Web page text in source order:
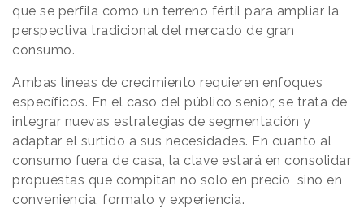
que se perfila como un terreno fértil para ampliar la
perspectiva tradicional del mercado de gran
consumo.
Ambas líneas de crecimiento requieren enfoques
específicos. En el caso del público senior, se trata de
integrar nuevas estrategias de segmentación y
adaptar el surtido a sus necesidades. En cuanto al
consumo fuera de casa, la clave estará en consolidar
propuestas que compitan no solo en precio, sino en
conveniencia, formato y experiencia.